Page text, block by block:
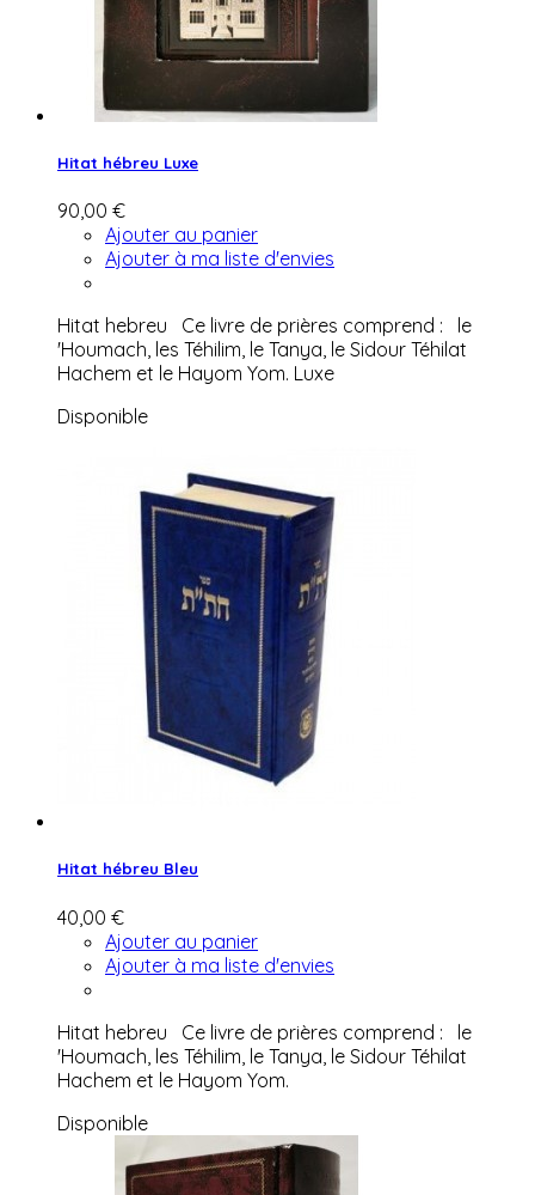
Hitat hébreu Luxe
90,00 €
Ajouter au panier
Ajouter à ma liste d'envies
Hitat hebreu Ce livre de prières comprend : le
'Houmach, les Téhilim, le Tanya, le Sidour Téhilat
Hachem et le Hayom Yom. Luxe
Disponible
Hitat hébreu Bleu
40,00 €
Ajouter au panier
Ajouter à ma liste d'envies
Hitat hebreu Ce livre de prières comprend : le
'Houmach, les Téhilim, le Tanya, le Sidour Téhilat
Hachem et le Hayom Yom.
Disponible